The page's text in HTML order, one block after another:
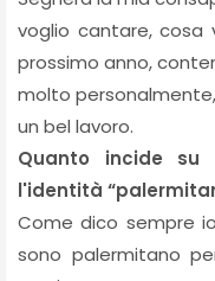
voglio cantare, cosa
prossimo anno,
molto
un bel lavoro.
Quanto incide
l'identità
Come dico sempre
sono palermitano